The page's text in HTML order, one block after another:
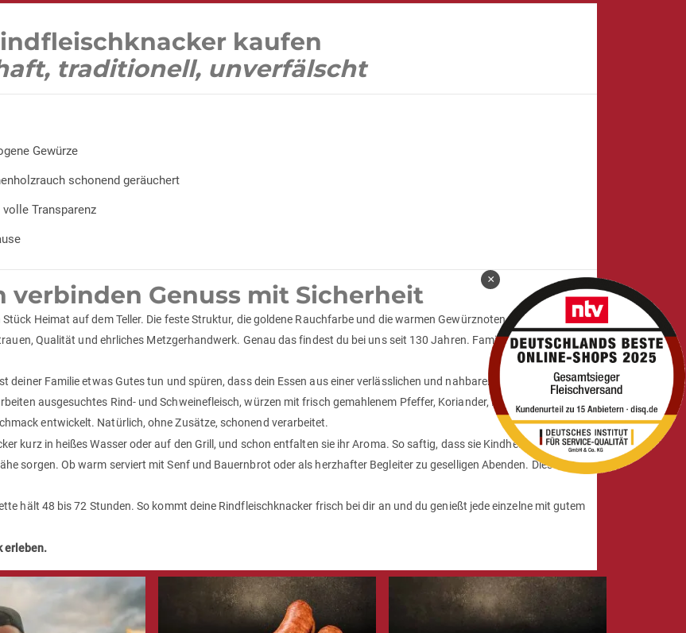
kaufen
traditionell, unverfälscht
Gewürze
schonend geräuchert
Transparenz
verbinden Genuss mit Sicherheit
Heimat auf dem Teller. Die feste Struktur, die goldene Rauchfarbe und die warmen Gewürznoten erinnern an
Qualität und ehrliches Metzgerhandwerk. Genau das findest du bei uns seit 130 Jahren. Familiengeführt, regional
deiner Familie etwas Gutes tun und spüren, dass dein Essen aus einer verlässlichen und nahbaren Quelle stammt.
ausgesuchtes Rind- und Schweinefleisch, würzen mit frisch gemahlenem Pfeffer, Koriander, Muskat und Kümmel
entwickelt. Natürlich, ohne Zusätze, schonend verarbeitet.
kurz in heißes Wasser oder auf den Grill, und schon entfalten sie ihr Aroma. So saftig, dass sie Kindheitserinnerungen
sorgen. Ob warm serviert mit Senf und Bauernbrot oder als herzhafter Begleiter zu geselligen Abenden. Diese Wurst
hält 48 bis 72 Stunden. So kommt deine Rindfleischknacker frisch bei dir an und du genießt jede einzelne mit gutem
erleben.
×